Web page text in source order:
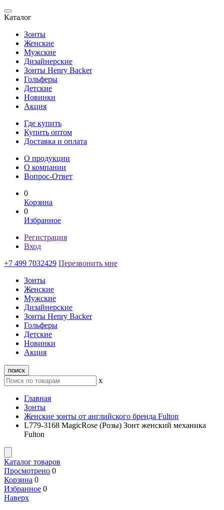
Каталог
Зонты
Женские
Мужские
Дизайнерские
Зонты Henry Backer
Гольферы
Детские
Новинки
Акция
Где купить
Купить оптом
Доставка и оплата
О продукции
О компании
Вопрос-Ответ
0
Корзина
0
Избранное
Регистрация
Вход
+7 499 7032429 Перезвонить мне
Зонты
Женские
Мужские
Дизайнерские
Зонты Henry Backer
Гольферы
Детские
Новинки
Акция
поиск
x
Главная
Зонты
Женские зонты от английского бренда Fulton
L779-3168 MagicRose (Розы) Зонт женский механика
Fulton
Каталог товаров
Просмотрено 0
Корзина 0
Избранное 0
Наверх